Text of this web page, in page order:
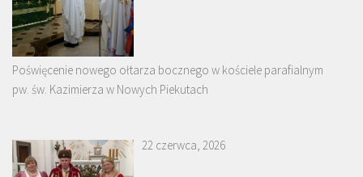
Poświęcenie nowego ołtarza bocznego w kościele parafialnym
pw. św. Kazimierza w Nowych Piekutach
22 czerwca, 2026